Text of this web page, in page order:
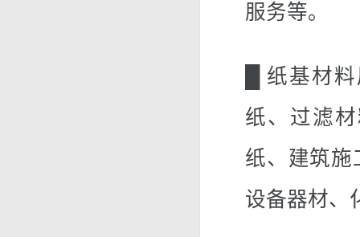
服务等。
█ 纸基材
纸、过滤
纸、建筑施
设备器材、